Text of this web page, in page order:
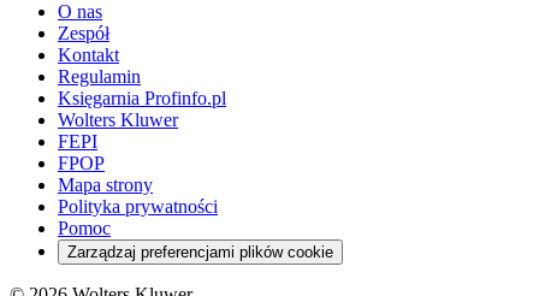
O nas
Zespół
Kontakt
Regulamin
Księgarnia Profinfo.pl
Wolters Kluwer
FEPI
FPOP
Mapa strony
Polityka prywatności
Pomoc
Zarządzaj preferencjami plików cookie